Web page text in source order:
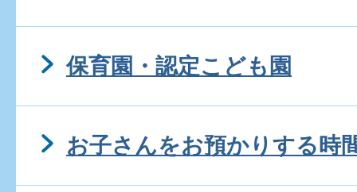
保育園・認定こども園
お子さんをお預かりする時